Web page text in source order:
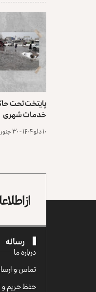
پایتخت تحت
خدمات شهری
۱۰ دلو ۱۴۰۴ - ۳۰ جنوری ۲۰۲۶
از
رسانه
درباره ما
تماس و
حفظ حریم